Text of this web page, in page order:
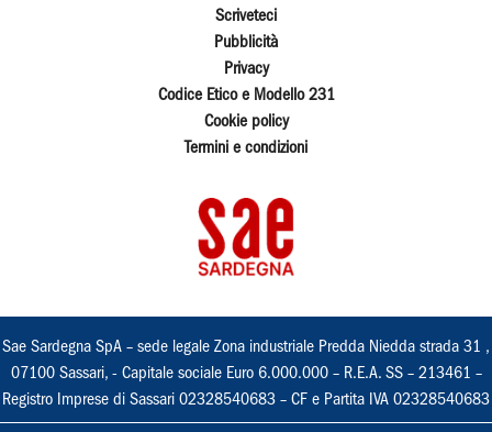
Scriveteci
Pubblicità
Privacy
Codice Etico e Modello 231
Cookie policy
Termini e condizioni
Sae Sardegna SpA – sede legale Zona industriale Predda Niedda strada 31 ,
07100 Sassari, - Capitale sociale Euro 6.000.000 – R.E.A. SS – 213461 –
Registro Imprese di Sassari 02328540683 – CF e Partita IVA 02328540683